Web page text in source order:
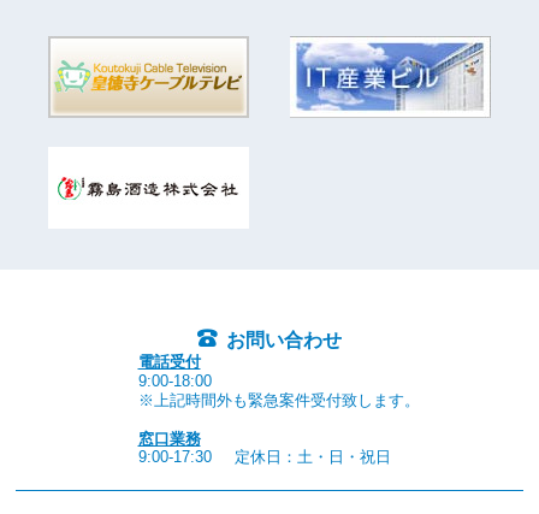
お問い合わせ
電話受付
9:00-18:00
※上記時間外も緊急案件受付致します。
窓口業務
9:00-17:30
定休日：土・日・祝日